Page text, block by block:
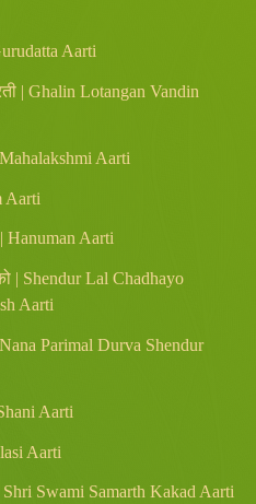
Aarti
| Ghalin Lotangan Vandin
Mahalakshmi Aarti
Aarti
Hanuman Aarti
| Shendur Lal Chadhayo
Aarti
Nana Parimal Durva Shendur
Aarti
Aarti
Swami Samarth Kakad Aarti